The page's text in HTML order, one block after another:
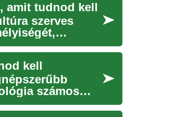
amit tudnod kell
szerves
kell
számos